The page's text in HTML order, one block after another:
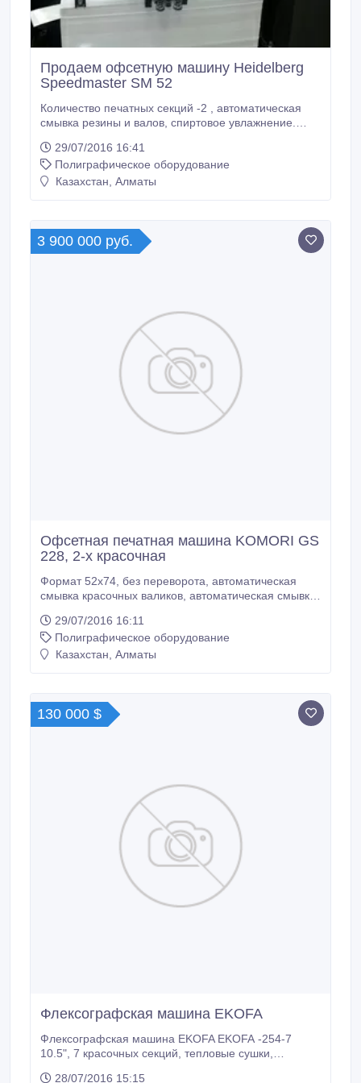
Продаем офсетную машину Heidelberg
Speedmaster SM 52
Количество печатных секций -2 , автоматическая
смывка резины и валов, спиртовое увлажнение.
Минимальный печатный формат: 105 х 145 мм
Высота стапеля на самонакладе, мм: 840 Высота
стапеля на приемке, мм: 460 (стандартная) 620
2003 Видео машины по ссылке: https://yadi.
29/07/2016 16:41
Полиграфическое оборудование
Казахстан, Алматы
3 900 000 руб.
Офсетная печатная машина KOMORI GS
228, 2-х красочная
Формат 52х74, без переворота, автоматическая
смывка красочных валиков, автоматическая смывка
приемке, противоотмарывающее устройство Toho,
система охлаждения и циркуляции Technotrans,
пробойник Billows. Диапазон запечатываемого
29/07/2016 16:11
Полиграфическое оборудование
Казахстан, Алматы
130 000 $
Флексографская машина EKOFA
Флексографская машина EKOFA EKOFA -254-7
10.5", 7 красочных секций, тепловые сушки,
28/07/2016 15:15